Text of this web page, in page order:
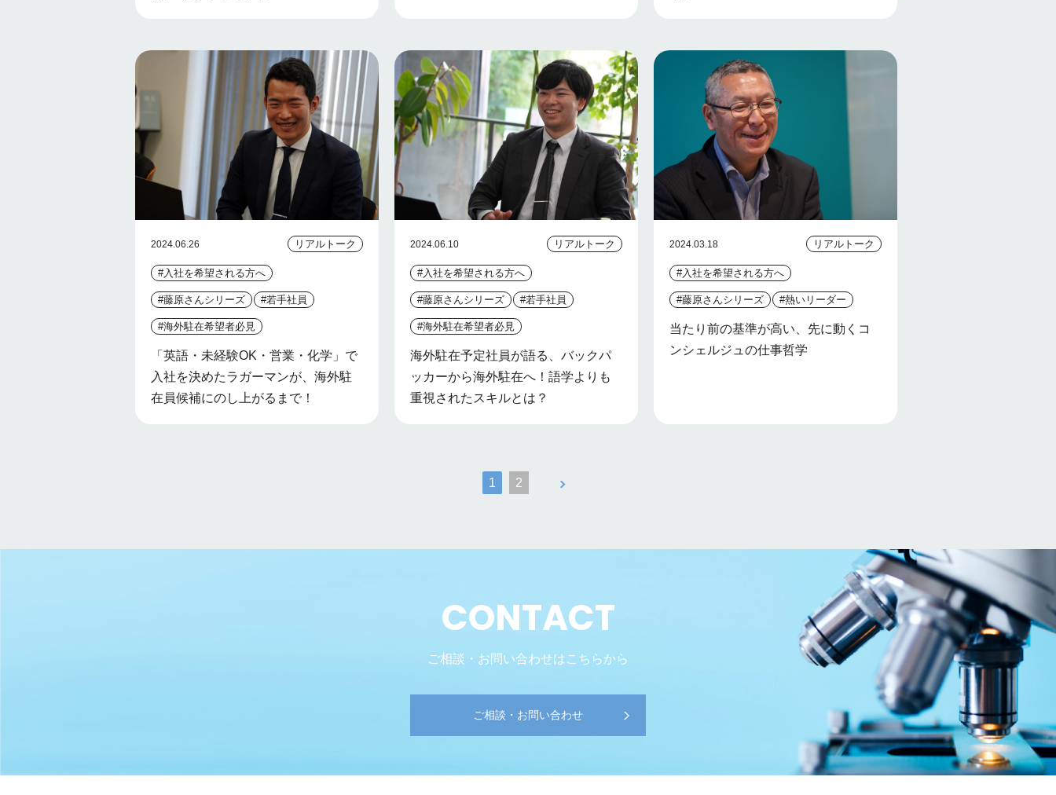
2024.06.26 リアルトーク
#入社を希望される方へ
#藤原さんシリーズ #若手社員
#海外駐在希望者必見
「英語・未経験OK・営業・化学」で
入社を決めたラガーマンが、海外駐
在員候補にのし上がるまで！
2024.06.10 リアルトーク
#入社を希望される方へ
#藤原さんシリーズ #若手社員
#海外駐在希望者必見
海外駐在予定社員が語る、バックパ
ッカーから海外駐在へ！語学よりも
重視されたスキルとは？
2024.03.18 リアルトーク
#入社を希望される方へ
#藤原さんシリーズ #熱いリーダー
当たり前の基準が高い、先に動くコ
ンシェルジュの仕事哲学
1 2
CONTACT
ご相談・お問い合わせはこちらから
ご相談・お問い合わせ